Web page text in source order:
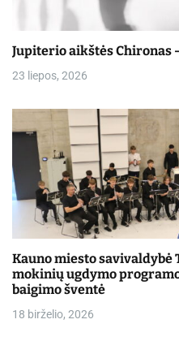
Jupiterio aikštės Chironas
23 liepos, 2026
Kauno miesto
mokinių ugdymo
baigimo šventė
18 birželio, 2026